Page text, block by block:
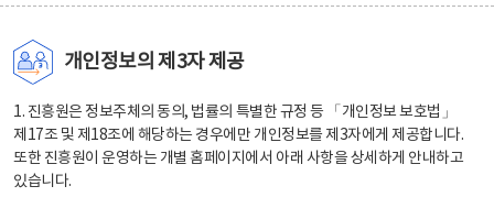
개인정보의 제3자 제공
1. 진흥원은 정보주체의 동의, 법률의 특별한 규정 등 「개인정보 보호법」
제17조 및 제18조에 해당하는 경우에만 개인정보를 제3자에게 제공합니다.
또한 진흥원이 운영하는 개별 홈페이지에서 아래 사항을 상세하게 안내하고
있습니다.